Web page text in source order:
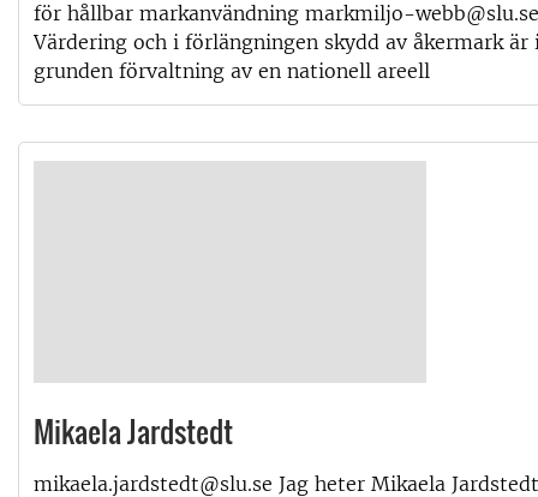
för hållbar markanvändning markmiljo-webb@slu.se
Värdering och i förlängningen skydd av åkermark är
grunden förvaltning av en nationell areell
Mikaela Jardstedt
mikaela.jardstedt@slu.se Jag heter Mikaela Jardstedt